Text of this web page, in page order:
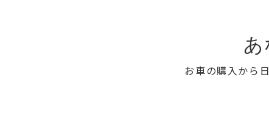
お車の購入から